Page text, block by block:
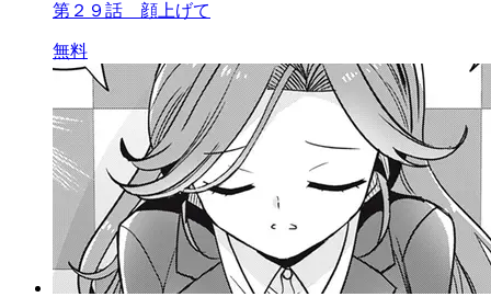
第２９話 顔上げて
無料